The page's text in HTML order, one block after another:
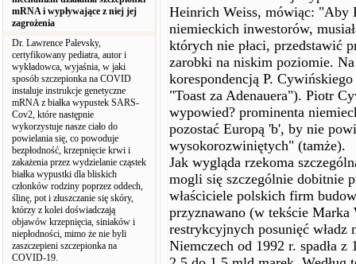
mRNA i wypływające z niej jej
zagrożenia
Dr. Lawrence Palevsky,
certyfikowany pediatra, autor i
wykładowca, wyjaśnia, w jaki
sposób szczepionka na COVID
instaluje instrukcje genetyczne
mRNA z białka wypustek SARS-
Cov2, które następnie
wykorzystuje nasze ciało do
powielania się, co powoduje
bezpłodność, krzepnięcie krwi i
zakażenia przez wydzielanie cząstek
białka wypustki dla bliskich
członków rodziny poprzez oddech,
ślinę, pot i złuszczanie się skóry,
którzy z kolei doświadczają
objawów krzepnięcia, siniaków i
niepłodności, mimo że nie byli
zaszczepieni szczepionka na
COVID-19.
Heinrich Weiss, mówiąc: "Aby
niemieckich inwestorów,
których nie płaci, przedstawić
zarobki na niskim poziomie.
korespondencją P.
"Toast za Adenauera"). Piotr
wypowied? prominenta
pozostać Europą 'b', by nie
wysokorozwiniętych" (tamże).
Jak wygląda rzekoma
mogli się szczególnie dobitnie
właściciele polskich firm
przyznawano (w tekście
restrykcyjnych posunięć
Niemczech od 1992 r. spadła